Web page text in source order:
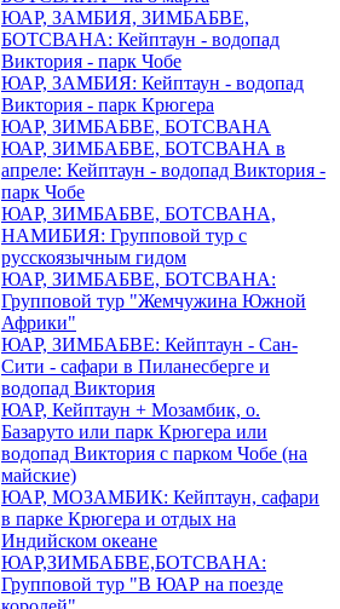
ЮАР, ЗАМБИЯ, ЗИМБАБВЕ,
БОТСВАНА: Кейптаун - водопад
Виктория - парк Чобе
ЮАР, ЗАМБИЯ: Кейптаун - водопад
Виктория - парк Крюгера
ЮАР, ЗИМБАБВЕ, БОТСВАНА
ЮАР, ЗИМБАБВЕ, БОТСВАНА в
апреле: Кейптаун - водопад Виктория -
парк Чобе
ЮАР, ЗИМБАБВЕ, БОТСВАНА,
НАМИБИЯ: Групповой тур с
русскоязычным гидом
ЮАР, ЗИМБАБВЕ, БОТСВАНА:
Групповой тур "Жемчужина Южной
Африки"
ЮАР, ЗИМБАБВЕ: Кейптаун - Сан-
Сити - сафари в Пиланесберге и
водопад Виктория
ЮАР, Кейптаун + Мозамбик, о.
Базаруто или парк Крюгера или
водопад Виктория с парком Чобе (на
майские)
ЮАР, МОЗАМБИК: Кейптаун, сафари
в парке Крюгера и отдых на
Индийском океане
ЮАР,ЗИМБАБВЕ,БОТСВАНА:
Групповой тур "В ЮАР на поезде